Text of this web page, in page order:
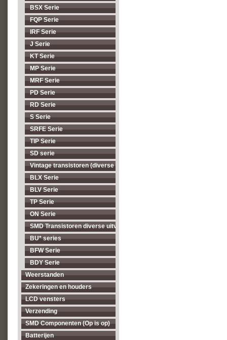
BSX Serie
FQP Serie
IRF Serie
J Serie
KT Serie
MP Serie
MRF Serie
PD Serie
RD Serie
S Serie
SRFE Serie
TIP Serie
SD serie
Vintage transistoren (diverse types, op = op)
BLX Serie
BLV Serie
TP Serie
ON Serie
SMD Transistoren diverse uitvoeringen
BU* series
BFW Serie
BDY Serie
Weerstanden
Zekeringen en houders
LCD vensters
Verzending
SMD Componenten (Op is op)
Batterijen